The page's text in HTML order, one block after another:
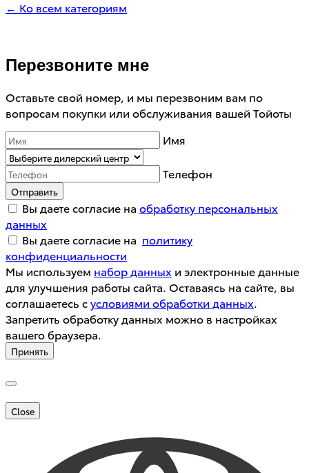
← Ко всем категориям
Перезвоните мне
Оставьте свой номер, и мы перезвоним вам по
вопросам покупки или обслуживания вашей Тойоты
Имя
Телефон
Отправить
Вы даете согласие на обработку персональных
данных
Вы даете согласие на политику
конфиденциальности
Мы используем набор данных и электронные данные
для улучшения работы сайта. Оставаясь на сайте, вы
соглашаетесь сусловиями обработки данных.
Запретить обработку данных можно в настройках
вашего браузера.
Принять
Close